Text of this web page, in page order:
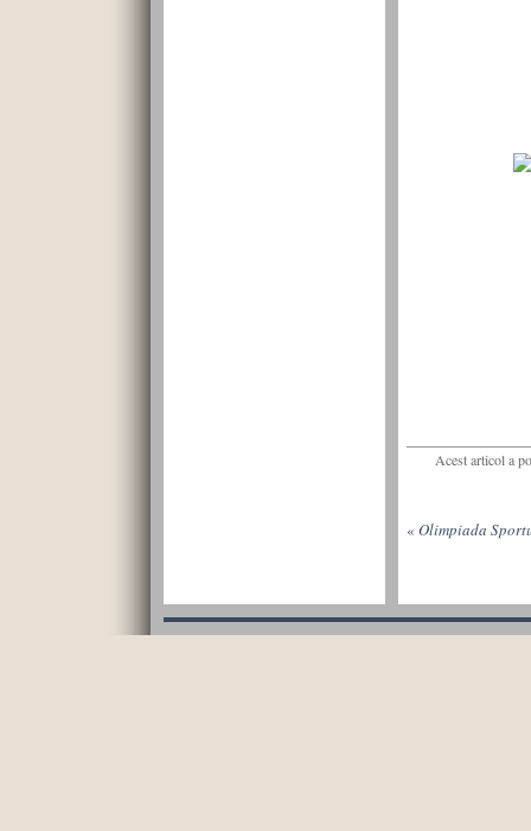
Acest articol a
« Olimpiada